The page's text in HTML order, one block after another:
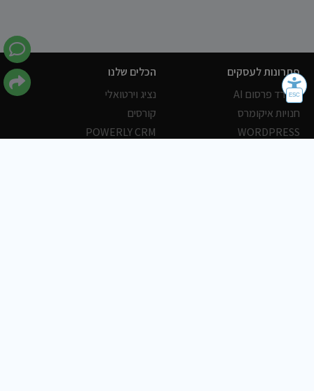
פתרונות לעסקים
משרד פרסום AI
חנויות איקומרס
WORDPRESS
הכלים שלנו
נציג וירטואלי
קורסים
POWERLY CRM